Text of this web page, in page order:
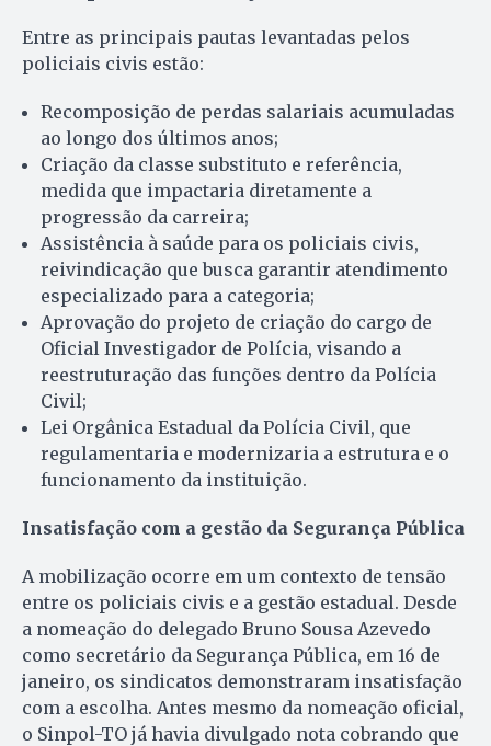
Entre as principais pautas levantadas pelos
policiais civis estão:
Recomposição de perdas salariais acumuladas
ao longo dos últimos anos;
Criação da classe substituto e referência,
medida que impactaria diretamente a
progressão da carreira;
Assistência à saúde para os policiais civis,
reivindicação que busca garantir atendimento
especializado para a categoria;
Aprovação do projeto de criação do cargo de
Oficial Investigador de Polícia, visando a
reestruturação das funções dentro da Polícia
Civil;
Lei Orgânica Estadual da Polícia Civil, que
regulamentaria e modernizaria a estrutura e o
funcionamento da instituição.
Insatisfação com a gestão da Segurança Pública
A mobilização ocorre em um contexto de tensão
entre os policiais civis e a gestão estadual. Desde
a nomeação do delegado Bruno Sousa Azevedo
como secretário da Segurança Pública, em 16 de
janeiro, os sindicatos demonstraram insatisfação
com a escolha. Antes mesmo da nomeação oficial,
o Sinpol-TO já havia divulgado nota cobrando que